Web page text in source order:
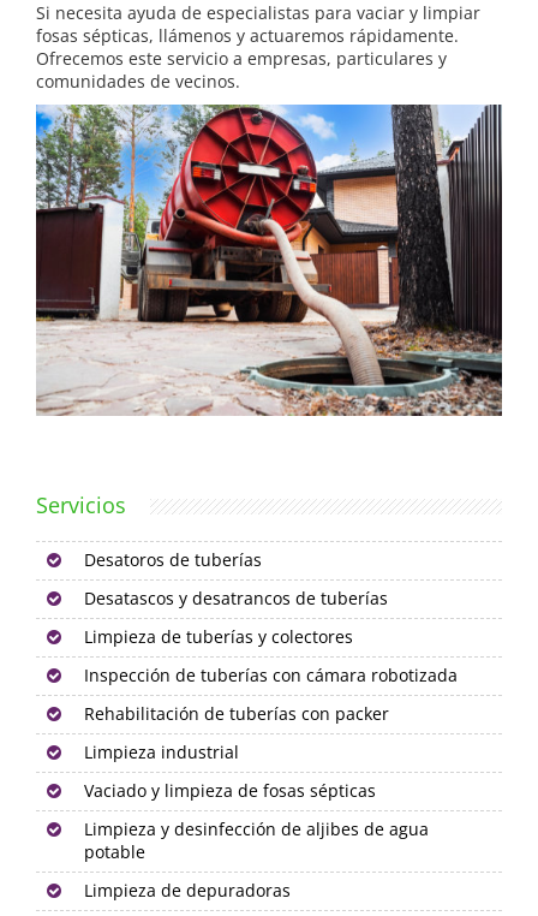
Si necesita ayuda de especialistas para vaciar y limpiar
fosas sépticas, llámenos y actuaremos rápidamente.
Ofrecemos este servicio a empresas, particulares y
comunidades de vecinos.
Servicios
Desatoros de tuberías
Desatascos y desatrancos de tuberías
Limpieza de tuberías y colectores
Inspección de tuberías con cámara robotizada
Rehabilitación de tuberías con packer
Limpieza industrial
Vaciado y limpieza de fosas sépticas
Limpieza y desinfección de aljibes de agua
potable
Limpieza de depuradoras